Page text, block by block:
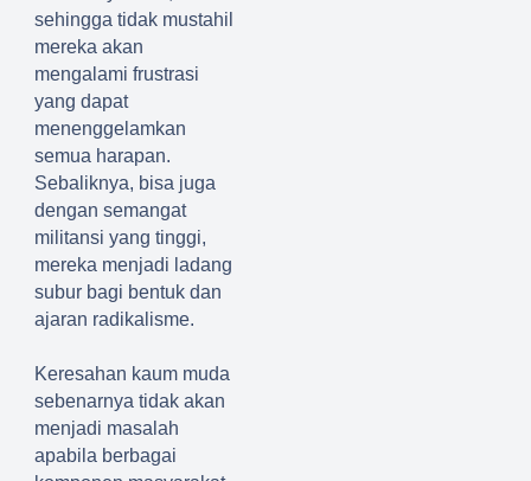
sehingga tidak mustahil
mereka akan
mengalami frustrasi
yang dapat
menenggelamkan
semua harapan.
Sebaliknya, bisa juga
dengan semangat
militansi yang tinggi,
mereka menjadi ladang
subur bagi bentuk dan
ajaran radikalisme.
Keresahan kaum muda
sebenarnya tidak akan
menjadi masalah
apabila berbagai